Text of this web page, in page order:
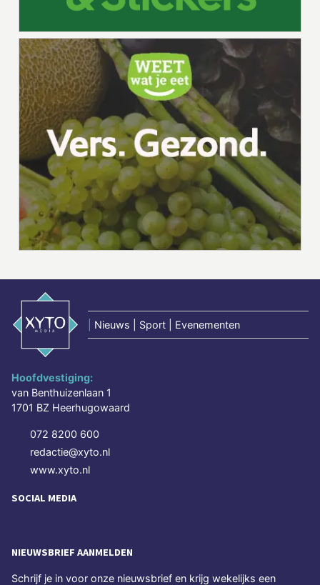
Nieuws | Sport | Evenementen
Hoofdvestiging:
van Benthuizenlaan 1
1701 BZ Heerhugowaard
072 8200 600
redactie@xyto.nl
www.xyto.nl
SOCIAL MEDIA
NIEUWSBRIEF AANMELDEN
Schrijf je in voor onze nieuwsbrief en krijg wekelijks een